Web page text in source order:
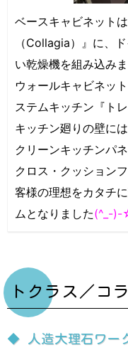
ベースキャビネット
（Collagia）』に、
い乾燥機を組み込みま
ウォールキャビネッ
ステムキッチン『ト
キッチン廻りの壁に
クリーンキッチンパ
クロス・クッション
客様の理想をカタチ
ムとなりました(^_-)-
トクラス／コ
◆ 人造大理石ワー